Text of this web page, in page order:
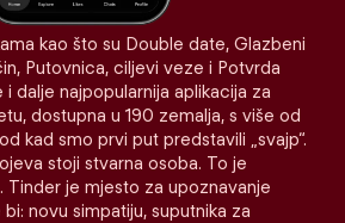
kao što su Double date, Glazbeni
Putovnica, ciljevi veze i Potvrda
dalje najpopularnija aplikacija za
dostupna u 190 zemalja, s više od
kad smo prvi put predstavili „svajp“.
stoji stvarna osoba. To je
Tinder je mjesto za upoznavanje
novu simpatiju, suputnika za